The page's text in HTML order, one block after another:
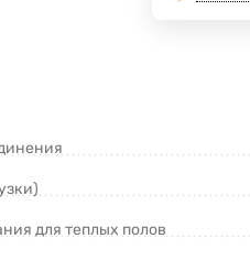
для теплых полов